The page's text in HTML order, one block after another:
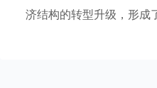
济结构的转型升级，形成